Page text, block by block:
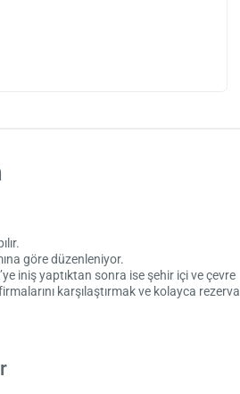
göre düzenleniyor.
iniş yaptıktan sonra ise şehir içi ve çevre
karşılaştırmak ve kolayca